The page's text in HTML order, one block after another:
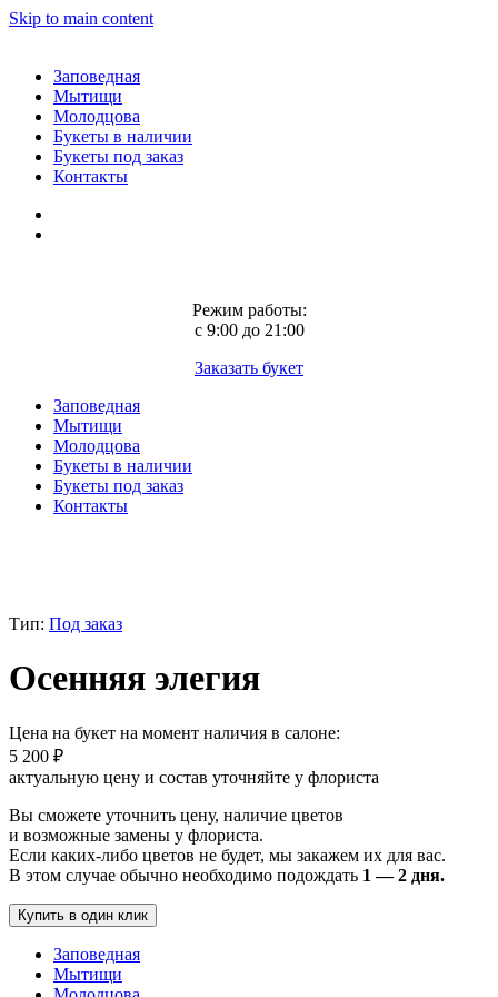
Skip to main content
Заповедная
Мытищи
Молодцова
Букеты в наличии
Букеты под заказ
Контакты
Режим работы:
с 9:00 до 21:00
Заказать букет
Заповедная
Мытищи
Молодцова
Букеты в наличии
Букеты под заказ
Контакты
Тип: Под заказ
Осенняя элегия
Цена на букет на момент наличия в салоне:
5 200 ₽
актуальную цену и состав уточняйте у флориста
Вы сможете уточнить цену, наличие цветов
и возможные замены у флориста.
Если каких-либо цветов не будет, мы закажем их для вас.
В этом случае обычно необходимо подождать 1 — 2 дня.
Купить в один клик
Заповедная
Мытищи